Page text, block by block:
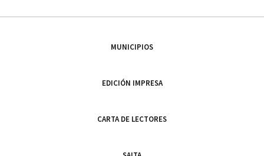
MUNICIPIOS
EDICIÓN IMPRESA
CARTA DE LECTORES